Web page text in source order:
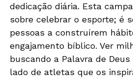
dedicação diária. Esta
sobre celebrar o esporte; é
pessoas a construírem
engajamento bíblico. Ver
buscando a Palavra de
lado de atletas que os